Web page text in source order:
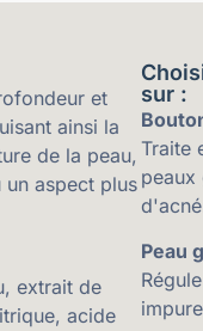
et
ainsi la
de la peau,
aspect plus
extrait de
acide
sur :
Traite
peaux
Peau